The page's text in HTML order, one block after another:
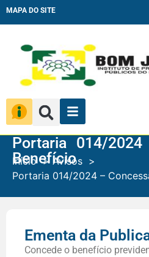
MAPA DO SITE
Portaria 014/
Benefício
Início
Avisos
Portaria 014/2024 –
Ementa da
Concede o benefício